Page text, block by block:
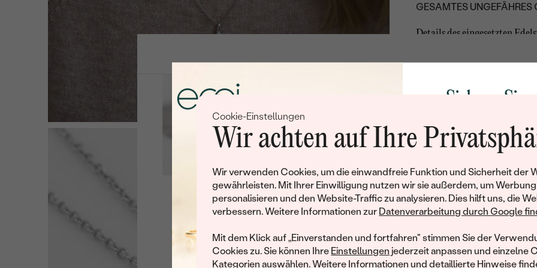
Cookie-Einstellungen
Wir achten auf Ihre
Wir verwenden Cookies, um die einwandfreie Funktion und Sicherheit der
gewährleisten. Mit Ihrer Einwilligung nutzen wir sie außerdem, um Werbung
personalisieren und den Website-Traffic zu analysieren. Dies hilft uns, die
verbessern. Weitere Informationen zur Datenverarbeitung durch Google
Mit dem Klick auf „Einverstanden und fortfahren" stimmen Sie der
Cookies zu. Sie können Ihre Einstellungen jederzeit anpassen und einzelne
Kategorien auswählen. Weitere Informationen und detaillierte Hinweise
GESAMTES UNGEFÄHRES
Details des eingesetzten
KARATGEWICHT:
REINHEIT:
FORM:
HERKUNFT:
Leider hat dieses Schmuckstück bereits seinen Besitzer
informiert werden möchten, hinterlassen Sie uns bitte Ihre E-
Sichern Sie
Rabatt auf
Werden Sie Teil
und entdecken Sie die
gefertigten Schmucks
Ihren ersten